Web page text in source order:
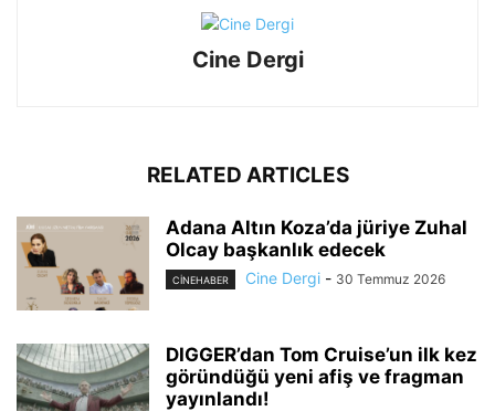
Cine Dergi
RELATED ARTICLES
Adana Altın Koza’da jüriye Zuhal
Olcay başkanlık edecek
CINEHABER Cine Dergi - 30 Temmuz 2026
DIGGER’dan Tom Cruise’un ilk kez
göründüğü yeni afiş ve fragman
yayınlandı!